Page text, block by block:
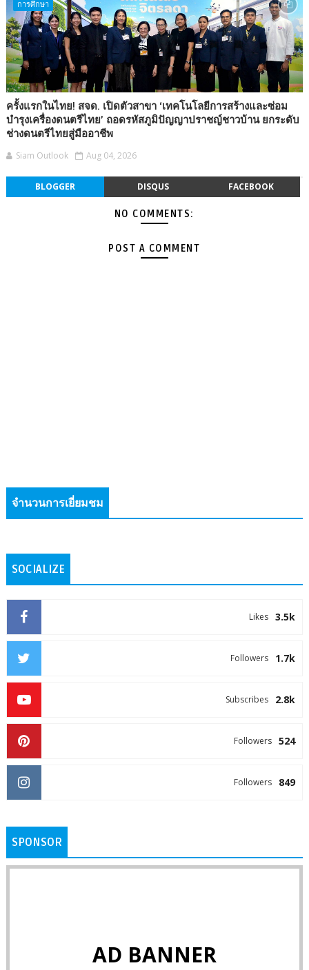
การศึกษา
ครั้งแรกในไทย! สจด. เปิดตัวสาขา ‘เทคโนโลยีการสร้างและซ่อม
บำรุงเครื่องดนตรีไทย’ ถอดรหัสภูมิปัญญาปราชญ์ชาวบ้าน ยกระดับ
ช่างดนตรีไทยสู่มืออาชีพ
Siam Outlook Aug 04, 2026
BLOGGER DISQUS FACEBOOK
NO COMMENTS:
POST A COMMENT
จำนวนการเยี่ยมชม
SOCIALIZE
3.5k
Likes
1.7k
Followers
2.8k
Subscribes
524
Followers
849
Followers
SPONSOR
AD BANNER